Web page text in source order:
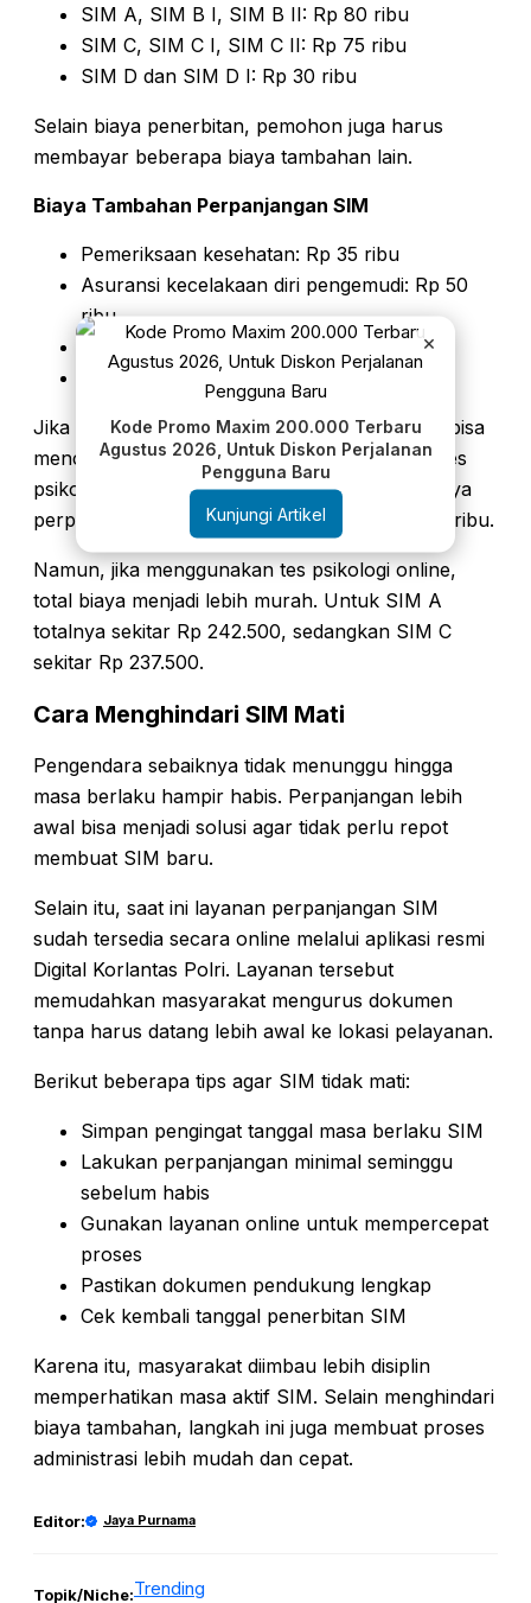
SIM A, SIM B I, SIM B II: Rp 80 ribu
SIM C, SIM C I, SIM C II: Rp 75 ribu
SIM D dan SIM D I: Rp 30 ribu
Selain biaya penerbitan, pemohon juga harus
membayar beberapa biaya tambahan lain.
Biaya Tambahan Perpanjangan SIM
Pemeriksaan kesehatan: Rp 35 ribu
Asuransi kecelakaan diri pengemudi: Rp 50
ribu
Tes psikologi online ePPsi: Rp 77.500
Jika dihitung total, biaya perpanjangan SIM A bisa
mencapai Rp 265 ribu apabila menggunakan tes
psikologi langsung di lokasi. Sementara itu, biaya
perpanjangan SIM C mencapai sekitar Rp 260 ribu.
Namun, jika menggunakan tes psikologi online,
total biaya menjadi lebih murah. Untuk SIM A
totalnya sekitar Rp 242.500, sedangkan SIM C
sekitar Rp 237.500.
Cara Menghindari SIM Mati
Pengendara sebaiknya tidak menunggu hingga
masa berlaku hampir habis. Perpanjangan lebih
awal bisa menjadi solusi agar tidak perlu repot
membuat SIM baru.
Selain itu, saat ini layanan perpanjangan SIM
sudah tersedia secara online melalui aplikasi resmi
Digital Korlantas Polri. Layanan tersebut
memudahkan masyarakat mengurus dokumen
tanpa harus datang lebih awal ke lokasi pelayanan.
Berikut beberapa tips agar SIM tidak mati:
Simpan pengingat tanggal masa berlaku SIM
Lakukan perpanjangan minimal seminggu
sebelum habis
Gunakan layanan online untuk mempercepat
proses
Pastikan dokumen pendukung lengkap
Cek kembali tanggal penerbitan SIM
Karena itu, masyarakat diimbau lebih disiplin
memperhatikan masa aktif SIM. Selain menghindari
biaya tambahan, langkah ini juga membuat proses
administrasi lebih mudah dan cepat.
Editor: Jaya Purnama
Topik/Niche:Trending
×
Kode Promo Maxim 200.000 Terbaru
Agustus 2026, Untuk Diskon Perjalanan
Pengguna Baru
Kunjungi Artikel